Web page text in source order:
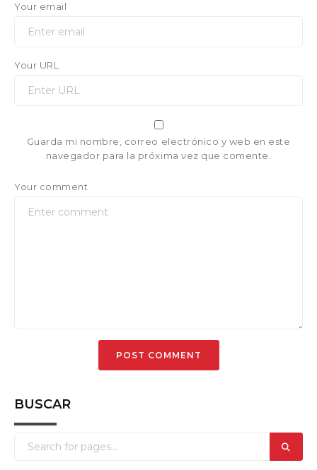
Your email
Your URL
Guarda mi nombre, correo electrónico y web en este
navegador para la próxima vez que comente.
Your comment
BUSCAR